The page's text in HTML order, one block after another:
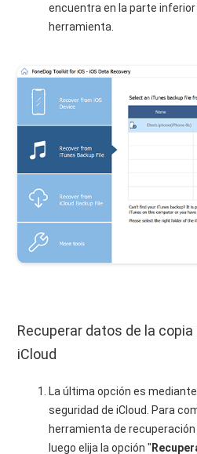
encuentra en la parte
herramienta.
Recuperar datos de la
iCloud
La última opción es
seguridad de iCloud. Para
herramienta de recuperación
luego elija la opción "